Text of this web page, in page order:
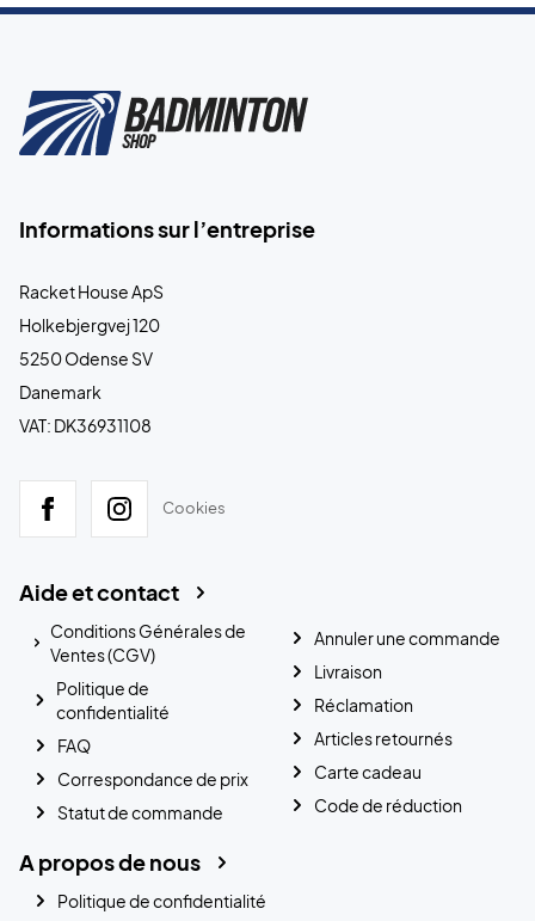
Informations sur l’entreprise
Racket House ApS
Holkebjergvej 120
5250 Odense SV
Danemark
VAT: DK36931108
Cookies
Aide et contact
Conditions Générales de
Ventes (CGV)
Politique de
confidentialité
FAQ
Correspondance de prix
Statut de commande
Annuler une commande
Livraison
Réclamation
Articles retournés
Carte cadeau
Code de réduction
A propos de nous
Politique de confidentialité